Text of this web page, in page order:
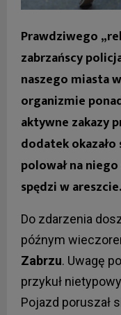
Prawdziwego
zabrzańscy
naszego miasta
organizmie
aktywne zakazy
dodatek okazało
polował na
spędzi w areszcie.
Do zdarzenia
późnym
Zabrzu. Uwagę
przykuł
Pojazd poruszał